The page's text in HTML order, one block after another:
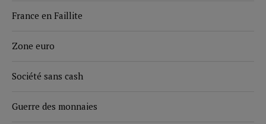
France en Faillite
Zone euro
Société sans cash
Guerre des monnaies